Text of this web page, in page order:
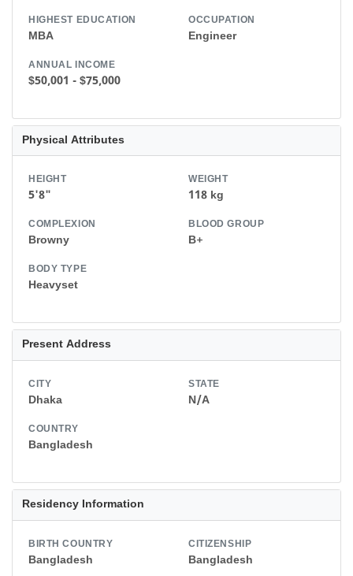
HIGHEST EDUCATION
MBA
OCCUPATION
Engineer
ANNUAL INCOME
$50,001 - $75,000
Physical Attributes
HEIGHT
5'8"
WEIGHT
118 kg
COMPLEXION
Browny
BLOOD GROUP
B+
BODY TYPE
Heavyset
Present Address
CITY
Dhaka
STATE
N/A
COUNTRY
Bangladesh
Residency Information
BIRTH COUNTRY
Bangladesh
CITIZENSHIP
Bangladesh